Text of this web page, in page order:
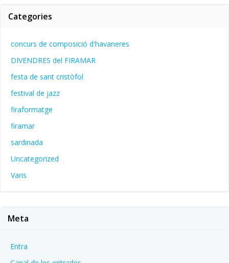
Categories
concurs de composició d'havaneres
DIVENDRES del FIRAMAR
festa de sant cristòfol
festival de jazz
firaformatge
firamar
sardinada
Uncategorized
Varis
Meta
Entra